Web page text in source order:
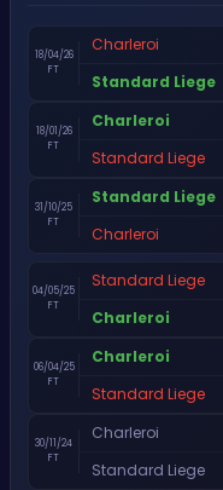
18/04/26
FT
Charleroi
Standard Liege
18/01/26
FT
Charleroi
Standard Liege
31/10/25
FT
Standard Liege
Charleroi
04/05/25
FT
Standard Liege
Charleroi
06/04/25
FT
Charleroi
Standard Liege
30/11/24
FT
Charleroi
Standard Liege